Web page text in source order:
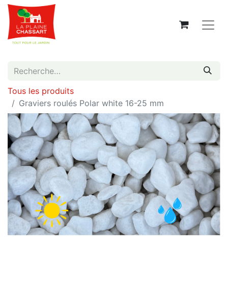
Tous les produits
Graviers roulés Polar white 16-25 mm